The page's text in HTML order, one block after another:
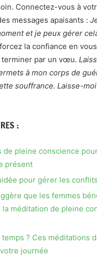
Connectez-vous à
messages apaisants :
et je peux gérer
la confiance en
par un vœu.
à mon corps de
souffrance. Laisse-
:
de pleine conscience
présent
pour gérer les conflits
que les femmes
la méditation de pleine
? Ces méditations
journée